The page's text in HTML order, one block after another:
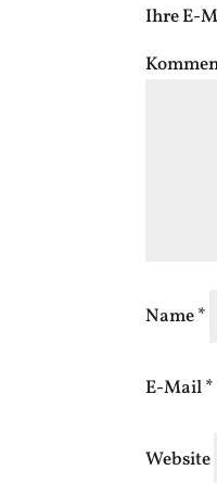
Ihre E-
Name*
E-Mail*
Website